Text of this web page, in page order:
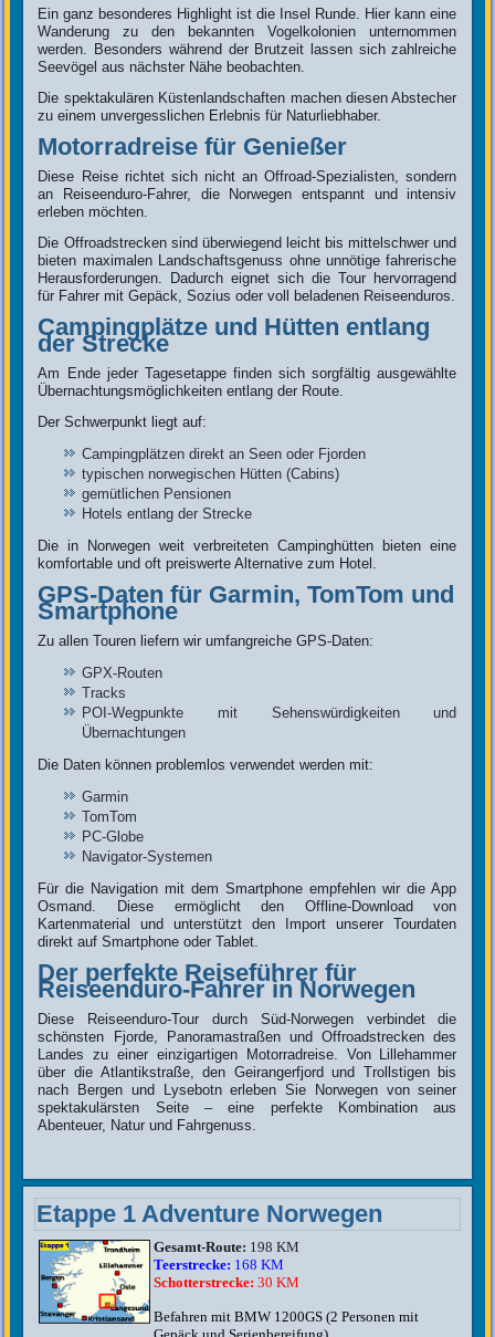
Ein ganz besonderes Highlight ist die Insel Runde. Hier kann eine
Wanderung zu den bekannten Vogelkolonien unternommen
werden. Besonders während der Brutzeit lassen sich zahlreiche
Seevögel aus nächster Nähe beobachten.
Die spektakulären Küstenlandschaften machen diesen Abstecher
zu einem unvergesslichen Erlebnis für Naturliebhaber.
Motorradreise für Genießer
Diese Reise richtet sich nicht an Offroad-Spezialisten, sondern
an Reiseenduro-Fahrer, die Norwegen entspannt und intensiv
erleben möchten.
Die Offroadstrecken sind überwiegend leicht bis mittelschwer und
bieten maximalen Landschaftsgenuss ohne unnötige fahrerische
Herausforderungen. Dadurch eignet sich die Tour hervorragend
für Fahrer mit Gepäck, Sozius oder voll beladenen Reiseenduros.
Campingplätze und Hütten entlang
der Strecke
Am Ende jeder Tagesetappe finden sich sorgfältig ausgewählte
Übernachtungsmöglichkeiten entlang der Route.
Der Schwerpunkt liegt auf:
Campingplätzen direkt an Seen oder Fjorden
typischen norwegischen Hütten (Cabins)
gemütlichen Pensionen
Hotels entlang der Strecke
Die in Norwegen weit verbreiteten Campinghütten bieten eine
komfortable und oft preiswerte Alternative zum Hotel.
GPS-Daten für Garmin, TomTom und
Smartphone
Zu allen Touren liefern wir umfangreiche GPS-Daten:
GPX-Routen
Tracks
POI-Wegpunkte mit Sehenswürdigkeiten und
Übernachtungen
Die Daten können problemlos verwendet werden mit:
Garmin
TomTom
PC-Globe
Navigator-Systemen
Für die Navigation mit dem Smartphone empfehlen wir die App
Osmand. Diese ermöglicht den Offline-Download von
Kartenmaterial und unterstützt den Import unserer Tourdaten
direkt auf Smartphone oder Tablet.
Der perfekte Reiseführer für
Reiseenduro-Fahrer in Norwegen
Diese Reiseenduro-Tour durch Süd-Norwegen verbindet die
schönsten Fjorde, Panoramastraßen und Offroadstrecken des
Landes zu einer einzigartigen Motorradreise. Von Lillehammer
über die Atlantikstraße, den Geirangerfjord und Trollstigen bis
nach Bergen und Lysebotn erleben Sie Norwegen von seiner
spektakulärsten Seite – eine perfekte Kombination aus
Abenteuer, Natur und Fahrgenuss.
Etappe 1 Adventure Norwegen
Gesamt-Route: 198 KM
Teerstrecke: 168 KM
Schotterstrecke: 30 KM
Befahren mit BMW 1200GS (2 Personen mit